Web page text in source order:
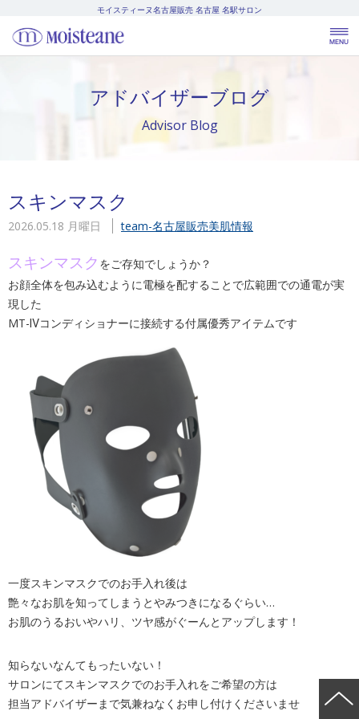
モイスティーヌ名古屋販売 名古屋 名駅サロン
アドバイザーブログ
Advisor Blog
スキンマスク
2026.05.18 月曜日 team-名古屋販売美肌情報
スキンマスク をご存知でしょうか？
お顔全体を包み込むように電極を配することで広範囲での通電が実
現した
MT-Ⅳコンディショナーに接続する付属優秀アイテムです
一度スキンマスクでのお手入れ後は
艶々なお肌を知ってしまうとやみつきになるぐらい…
お肌のうるおいやハリ、ツヤ感がぐーんとアップします！
知らないなんてもったいない！
サロンにてスキンマスクでのお手入れをご希望の方は
担当アドバイザーまで気兼ねなくお申し付けくださいませ